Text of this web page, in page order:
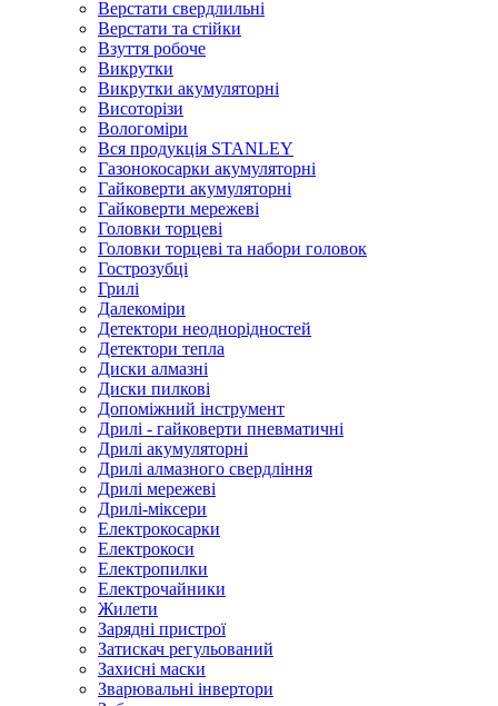
Верстати свердлильні
Верстати та стійки
Взуття робоче
Викрутки
Викрутки акумуляторні
Висоторізи
Вологоміри
Вся продукція STANLEY
Газонокосарки акумуляторні
Гайковерти акумуляторні
Гайковерти мережеві
Головки торцеві
Головки торцеві та набори головок
Гострозубці
Грилі
Далекоміри
Детектори неоднорідностей
Детектори тепла
Диски алмазні
Диски пилкові
Допоміжний інструмент
Дрилі - гайковерти пневматичні
Дрилі акумуляторні
Дрилі алмазного свердління
Дрилі мережеві
Дрилі-міксери
Електрокосарки
Електрокоси
Електропилки
Електрочайники
Жилети
Зарядні пристрої
Затискач регульований
Захисні маски
Зварювальні інвертори